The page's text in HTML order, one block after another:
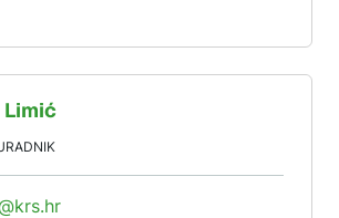
Limić